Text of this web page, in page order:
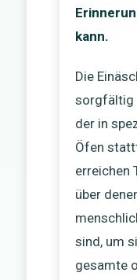
kann.
Die
sorgfältig
der in
Öfen
erreichen
über
sind, um
gesamte